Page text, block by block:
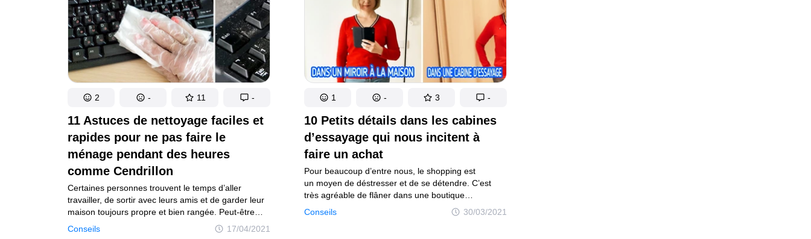
avec les autres internautes.
11 Astuces de nettoyage faciles et
rapides pour ne pas faire le
ménage pendant des heures
comme Cendrillon
Conseils 17/04/2021
Certaines personnes trouvent le temps d’aller
travailler, de sortir avec leurs amis et de garder leur
maison toujours propre et bien rangée. Peut-être
qu’elles y parviennent parce qu’elles connaissent
des astuces spéciales qui leur permettent de réaliser
2 - 11 -
10 Petits détails dans les cabines
d’essayage qui nous incitent à
faire un achat
Conseils 30/03/2021
Pour beaucoup d’entre nous, le shopping est
un moyen de déstresser et de se détendre. C’est
très agréable de flâner dans une boutique
spacieuse, de choisir des vêtements
et de se regarder ensuite dans un miroir en admirant
1 - 3 -